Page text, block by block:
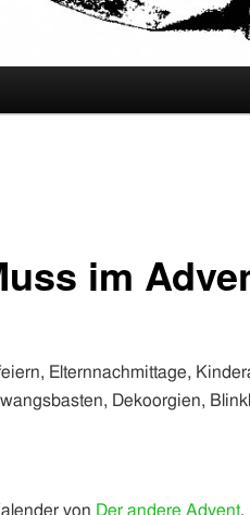
im
Elternnachmittage,
Dekoorgien,
von Der andere Advent.